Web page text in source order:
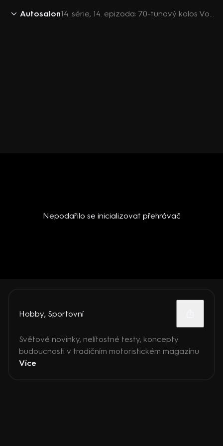
Autosalon 14. série, 14. epizoda: 70-tunový kolos Volvo A40G. Téma: Alfa Romeo. Tuning Yamaha Ténéré. Bazar Seat Ibiza Cupra.
Nepodařilo se inicializovat přehrávač
Hobby, Sportovní
Světové novinky, nelítostné testy, koncepty
budoucnosti v tradičním motoristickém magazínu
Více